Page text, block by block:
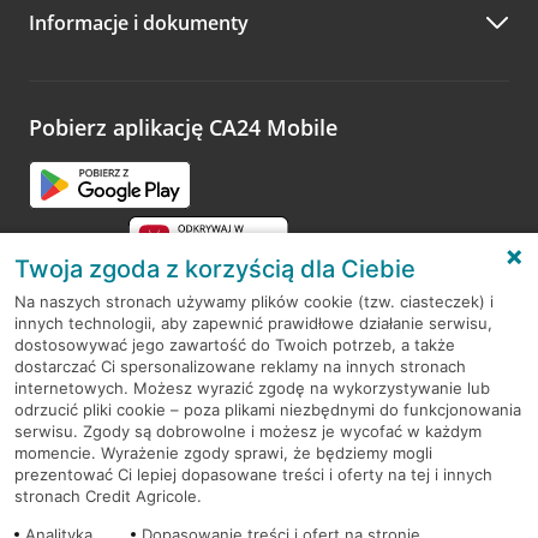
Zachęcamy do podzielenia się z nami opinią o wizycie.
opinie.
Informacje i dokumenty
Pobierz aplikację CA24 Mobile
RODO
Regulamin serwisu
Mapa serwisu
PolitykaCookies
Twoja zgoda z korzyścią dla Ciebie
Na naszych stronach używamy plików cookie (tzw. ciasteczek) i
innych technologii, aby zapewnić prawidłowe działanie serwisu,
dostosowywać jego zawartość do Twoich potrzeb, a także
dostarczać Ci spersonalizowane reklamy na innych stronach
internetowych. Możesz wyrazić zgodę na wykorzystywanie lub
odrzucić pliki cookie – poza plikami niezbędnymi do funkcjonowania
serwisu. Zgody są dobrowolne i możesz je wycofać w każdym
momencie. Wyrażenie zgody sprawi, że będziemy mogli
prezentować Ci lepiej dopasowane treści i oferty na tej i innych
stronach Credit Agricole.